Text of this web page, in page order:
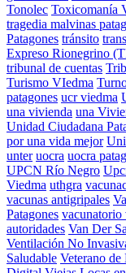
Tonolec Toxicomanía
tragedia malvinas
Patagones tránsito
Expreso Rionegrino
tribunal de cuentas
Turismo VIedma
patagones ucr viedma
una vivienda una
Unidad Ciudadana
por una vida mejor
unter uocra uocra
UPCN Río Negro
Viedma uthgra
vacunas antigripales
Patagones vacunatorio
autoridades Van Der
Ventilación No
Saludable Veterano